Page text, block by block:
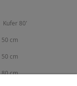
Kufer 80'
50 cm
50 cm
80 cm